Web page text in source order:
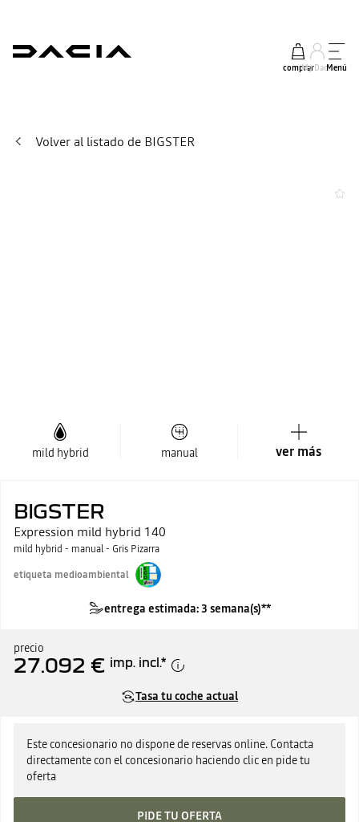
comprarMy DaciaMenú
Volver al listado de BIGSTER
mild hybrid manual ver más
BIGSTER
Expression mild hybrid 140
mild hybrid - manual - Gris Pizarra
etiqueta medioambiental
entrega estimada: 3 semana(s)**
precio
27.092 € imp. incl.*
Tasa tu coche actual
Este concesionario no dispone de reservas online. Contacta
directamente con el concesionario haciendo clic en pide tu
oferta
PIDE TU OFERTA